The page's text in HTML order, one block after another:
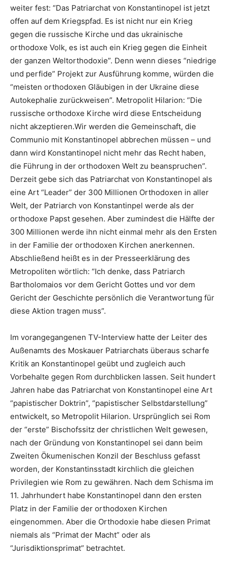
weiter fest: “Das Patriarchat von Konstantinopel ist jetzt
offen auf dem Kriegspfad. Es ist nicht nur ein Krieg
gegen die russische Kirche und das ukrainische
orthodoxe Volk, es ist auch ein Krieg gegen die Einheit
der ganzen Weltorthodoxie”. Denn wenn dieses “niedrige
und perfide” Projekt zur Ausführung komme, würden die
“meisten orthodoxen Gläubigen in der Ukraine diese
Autokephalie zurückweisen”. Metropolit HiIarion: “Die
russische orthodoxe Kirche wird diese Entscheidung
nicht akzeptieren.Wir werden die Gemeinschaft, die
Communio mit Konstantinopel abbrechen müssen – und
dann wird Konstantinopel nicht mehr das Recht haben,
die Führung in der orthodoxen Welt zu beanspruchen”.
Derzeit gebe sich das Patriarchat von Konstantinopel als
eine Art “Leader” der 300 Millionen Orthodoxen in aller
Welt, der Patriarch von Konstantinpel werde als der
orthodoxe Papst gesehen. Aber zumindest die Hälfte der
300 Millionen werde ihn nicht einmal mehr als den Ersten
in der Familie der orthodoxen Kirchen anerkennen.
Abschließend heißt es in der Presseerklärung des
Metropoliten wörtlich: “Ich denke, dass Patriarch
Bartholomaios vor dem Gericht Gottes und vor dem
Gericht der Geschichte persönlich die Verantwortung für
diese Aktion tragen muss”.
Im vorangegangenen TV-Interview hatte der Leiter des
Außenamts des Moskauer Patriarchats überaus scharfe
Kritik an Konstantinopel geübt und zugleich auch
Vorbehalte gegen Rom durchblicken lassen. Seit hundert
Jahren habe das Patriarchat von Konstantinopel eine Art
“papistischer Doktrin”, “papistischer Selbstdarstellung”
entwickelt, so Metropolit Hilarion. Ursprünglich sei Rom
der “erste” Bischofssitz der christlichen Welt gewesen,
nach der Gründung von Konstantinopel sei dann beim
Zweiten Ökumenischen Konzil der Beschluss gefasst
worden, der Konstantinsstadt kirchlich die gleichen
Privilegien wie Rom zu gewähren. Nach dem Schisma im
11. Jahrhundert habe Konstantinopel dann den ersten
Platz in der Familie der orthodoxen Kirchen
eingenommen. Aber die Orthodoxie habe diesen Primat
niemals als “Primat der Macht” oder als
“Jurisdiktionsprimat” betrachtet.